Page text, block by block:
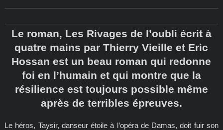
Le roman, Les Rivages de l’oubli écrit à
quatre mains par Thierry Vieille et Eric
Hossan est un beau roman qui redonne
foi en l’humain et qui montre que la
résilience est toujours possible même
après de terribles épreuves.
Le héros, Taysir, danseur étoile à l’opéra de Damas, doit fuir son